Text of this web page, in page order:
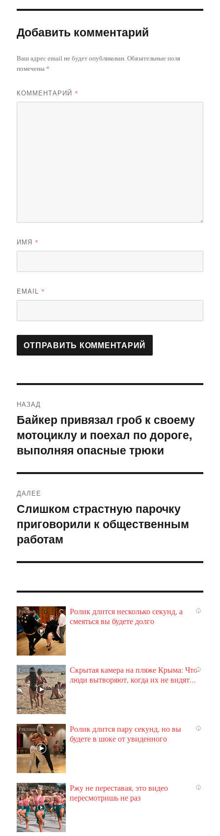
Добавить комментарий
Ваш адрес email не будет опубликован.Обязательные поля
помечены *
КОММЕНТАРИЙ *
ИМЯ *
EMAIL *
по
записям
НАЗАД
Предыдущая
запись:
Байкер привязал гроб к своему
мотоциклу и поехал по дороге,
выполняя опасные трюки
ДАЛЕЕ
Следующая
запись:
Слишком страстную парочку
приговорили к общественным
работам
i
Ролик длится несколько секунд, а
смеяться вы будете долго
i
Скрытая камера на пляже Крыма: Что
люди вытворяют, когда их не видят...
i
Ролик длится пару секунд, но вы
будете в шоке от увиденного
i
Ржу не переставая, это видео
пересмотришь не раз